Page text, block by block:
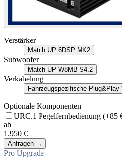
Verstärker
Match UP 6DSP MK2
Subwoofer
Match UP W8MB-S4.2
Verkabelung
Fahrzeugspezifische
Optionale Komponenten
URC.1 Pegelfernbedienung (+85
ab
1.950 €
Anfragen →
Pro Upgrade